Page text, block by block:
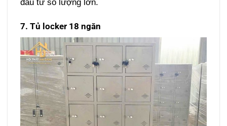
đầu tư số lượng lớn.
7. Tủ locker 18 ngăn